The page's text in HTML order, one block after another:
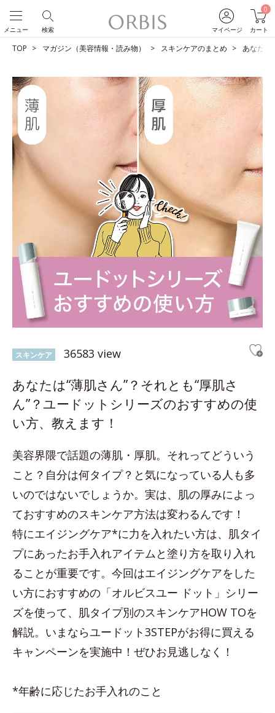
マイページ
0
カート
検索
メニュー
TOP マガジン（美容情報・読み物） スキンケアのまとめ あなたは
スキンケア 36583 view
あなたは“薄肌さん”？それとも“厚肌さ
ん”？ユードットシリーズのおすすめの使
い方、教えます！
美容界隈で話題の薄肌・厚肌。それってどういう
こと？自分は何タイプ？と気になっている人も多
いのではないでしょうか。実は、肌の厚みによっ
ておすすめのスキンケア方法は変わるんです！
特にエイジングケア*に力を入れたい方は、肌タイ
プにあったお手入れアイテムと塗り方を取り入れ
ることが重要です。今回はエイジングケアをした
い方におすすめの「オルビスユー ドット」シリー
ズを使って、肌タイプ別のスキンケアHOW TOを
解説。いまならユードット3STEPがお得に買える
キャンペーンを実施中！ぜひお見逃しなく！
*年齢に応じたお手入れのこと